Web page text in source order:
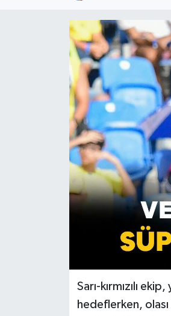
Sarı-kırmızılı
hedeflerken, olası